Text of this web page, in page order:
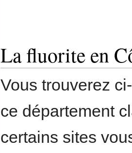
La fluorite en
Vous trouverez
ce département
certains sites